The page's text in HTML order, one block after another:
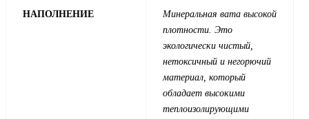
НАПОЛНЕНИЕ
Минеральная вата высокой
плотности. Это
экологически чистый,
нетоксичный и негорючий
материал, который
обладает высокими
теплоизолирующими